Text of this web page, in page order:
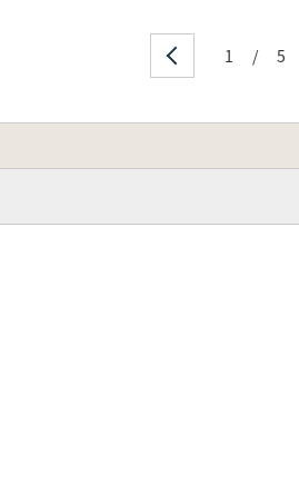
1 / 5